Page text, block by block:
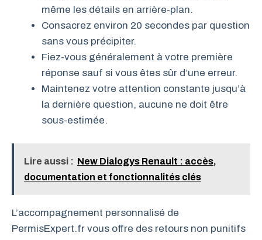
même les détails en arrière-plan.
Consacrez environ 20 secondes par question
sans vous précipiter.
Fiez-vous généralement à votre première
réponse sauf si vous êtes sûr d’une erreur.
Maintenez votre attention constante jusqu’à
la dernière question, aucune ne doit être
sous-estimée.
Lire aussi : New Dialogys Renault : accès,
documentation et fonctionnalités clés
L’accompagnement personnalisé de
PermisExpert.fr vous offre des retours non punitifs